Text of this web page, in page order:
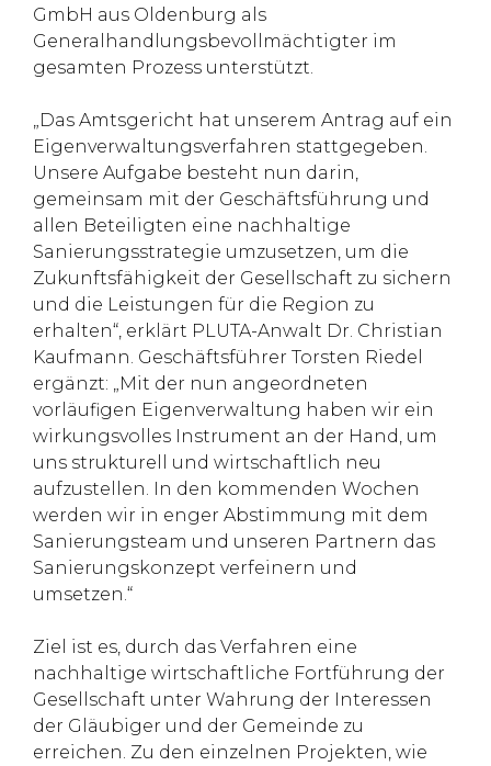
GmbH aus Oldenburg als
Generalhandlungsbevollmächtigter im
gesamten Prozess unterstützt.
„Das Amtsgericht hat unserem Antrag auf ein
Eigenverwaltungsverfahren stattgegeben.
Unsere Aufgabe besteht nun darin,
gemeinsam mit der Geschäftsführung und
allen Beteiligten eine nachhaltige
Sanierungsstrategie umzusetzen, um die
Zukunftsfähigkeit der Gesellschaft zu sichern
und die Leistungen für die Region zu
erhalten“, erklärt PLUTA-Anwalt Dr. Christian
Kaufmann. Geschäftsführer Torsten Riedel
ergänzt: „Mit der nun angeordneten
vorläufigen Eigenverwaltung haben wir ein
wirkungsvolles Instrument an der Hand, um
uns strukturell und wirtschaftlich neu
aufzustellen. In den kommenden Wochen
werden wir in enger Abstimmung mit dem
Sanierungsteam und unseren Partnern das
Sanierungskonzept verfeinern und
umsetzen.“
Ziel ist es, durch das Verfahren eine
nachhaltige wirtschaftliche Fortführung der
Gesellschaft unter Wahrung der Interessen
der Gläubiger und der Gemeinde zu
erreichen. Zu den einzelnen Projekten, wie